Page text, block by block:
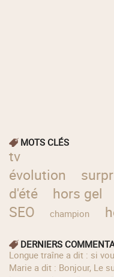
MOTS CLÉS
tv
évolution
d'été
hors gel
SEO
champion
DERNIERS
longue traîne a dit : si
Marie a dit : Bonjour, Le